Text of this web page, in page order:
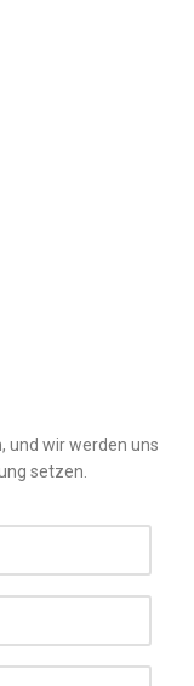
und wir werden uns
setzen.